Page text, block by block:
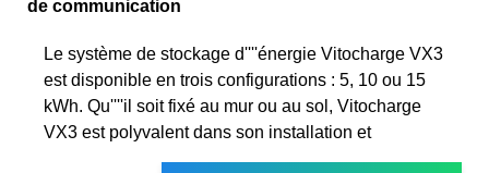
de communication
Le système de stockage d''''énergie Vitocharge VX3
est disponible en trois configurations : 5, 10 ou 15
kWh. Qu''''il soit fixé au mur ou au sol, Vitocharge
VX3 est polyvalent dans son installation et